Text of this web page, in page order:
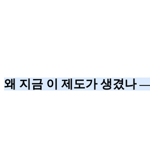
왜 지금 이 제도가 생겼나